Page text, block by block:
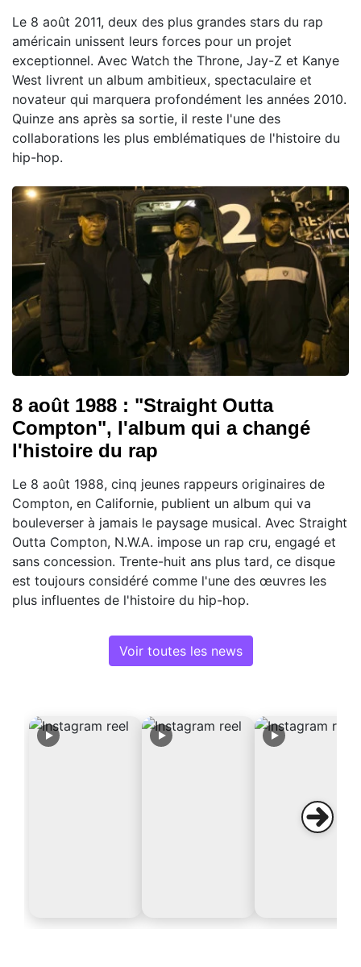
Le 8 août 2011, deux des plus grandes stars du rap
américain unissent leurs forces pour un projet
exceptionnel. Avec Watch the Throne, Jay-Z et Kanye
West livrent un album ambitieux, spectaculaire et
novateur qui marquera profondément les années 2010.
Quinze ans après sa sortie, il reste l'une des
collaborations les plus emblématiques de l'histoire du
hip-hop.
8 août 1988 : "Straight Outta
Compton", l'album qui a changé
l'histoire du rap
Le 8 août 1988, cinq jeunes rappeurs originaires de
Compton, en Californie, publient un album qui va
bouleverser à jamais le paysage musical. Avec Straight
Outta Compton, N.W.A. impose un rap cru, engagé et
sans concession. Trente-huit ans plus tard, ce disque
est toujours considéré comme l'une des œuvres les
plus influentes de l'histoire du hip-hop.
Voir toutes les news